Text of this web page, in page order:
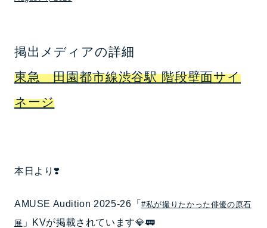
掲出メディアの詳細
東急 田園都市線渋谷駅 階段壁面サイ
ネージ
本日より❣️
AMUSE Audition 2025-26「#私が撮りたかった俳優の原石
展 」KVが掲載されています💎🚃